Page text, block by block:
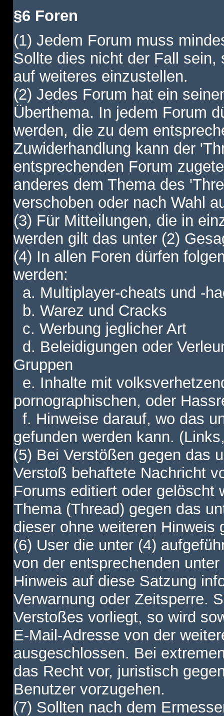
§6 Foren
(1) Jedem Forum muss
Sollte dies nicht der Fall
auf weiteres einzustellen.
(2) Jedes Forum hat ein
Überthema. In jedem Forum
werden, die zu dem
Zuwiderhandlung kann der
entsprechenden Forum
anderes dem Thema des
verschoben oder nach Wahl
(3) Für Mitteilungen, die in
werden gilt das unter (2)
(4) In allen Foren dürfen
werden:
a. Multiplayer-cheats und -
b. Warez und Cracks
c. Werbung jeglicher Art
d. Beleidigungen oder
Gruppen
e. Inhalte mit
pornographischen, oder
f. Hinweise darauf, wo das
gefunden werden kann.
(5) Bei Verstößen gegen das
Verstoß behaftete Nachricht
Forums editiert oder gelöscht
Thema (Thread) gegen das
dieser ohne weiteren Hinweis
(6) User die unter (4)
von der entsprechenden
Hinweis auf diese Satzung
Verwarnung oder Zeitsperre.
Verstoßes vorliegt, so wird
E-Mail-Adresse von der
ausgeschlossen. Bei
das Recht vor, juristisch
Benutzer vorzugehen.
(7) Sollten nach dem